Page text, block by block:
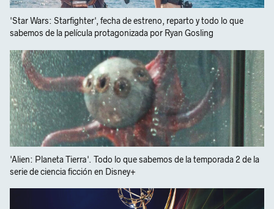
'Star Wars: Starfighter', fecha de estreno, reparto y todo lo que
sabemos de la película protagonizada por Ryan Gosling
'Alien: Planeta Tierra'. Todo lo que sabemos de la temporada 2 de la
serie de ciencia ficción en Disney+